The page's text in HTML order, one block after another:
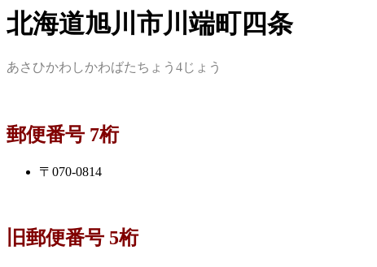
北海道旭川市川端町四条
あさひかわしかわばたちょう4じょう
郵便番号 7桁
〒070-0814
旧郵便番号 5桁